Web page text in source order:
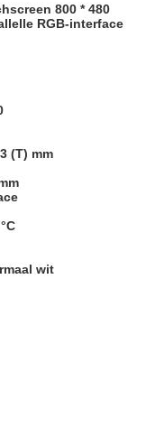
800 * 480
RGB-interface
(T) mm
wit